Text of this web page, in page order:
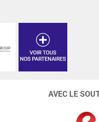
AVEC LE